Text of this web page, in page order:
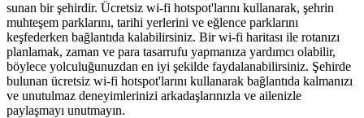
sunan bir şehirdir. Ücretsiz wi-fi hotspot'larını kullanarak, şehrin
muhteşem parklarını, tarihi yerlerini ve eğlence parklarını
keşfederken bağlantıda kalabilirsiniz. Bir wi-fi haritası ile rotanızı
planlamak, zaman ve para tasarrufu yapmanıza yardımcı olabilir,
böylece yolculuğunuzdan en iyi şekilde faydalanabilirsiniz. Şehirde
bulunan ücretsiz wi-fi hotspot'larını kullanarak bağlantıda kalmanızı
ve unutulmaz deneyimlerinizi arkadaşlarınızla ve ailenizle
paylaşmayı unutmayın.